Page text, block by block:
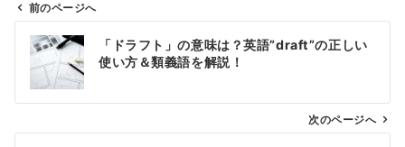
前のページへ
「ドラフト」の意味は？英語”draft”の正しい
使い方＆類義語を解説！
次のページへ